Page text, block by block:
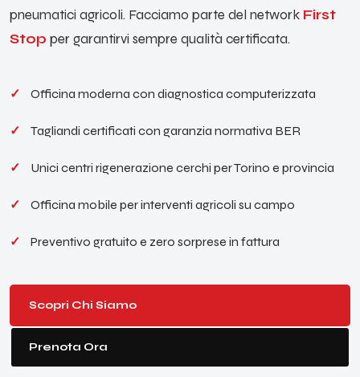
pneumatici agricoli. Facciamo parte del network First
Stop per garantirvi sempre qualità certificata.
Officina moderna con diagnostica computerizzata
Tagliandi certificati con garanzia normativa BER
Unici centri rigenerazione cerchi per Torino e provincia
Officina mobile per interventi agricoli su campo
Preventivo gratuito e zero sorprese in fattura
Scopri Chi Siamo
Prenota Ora